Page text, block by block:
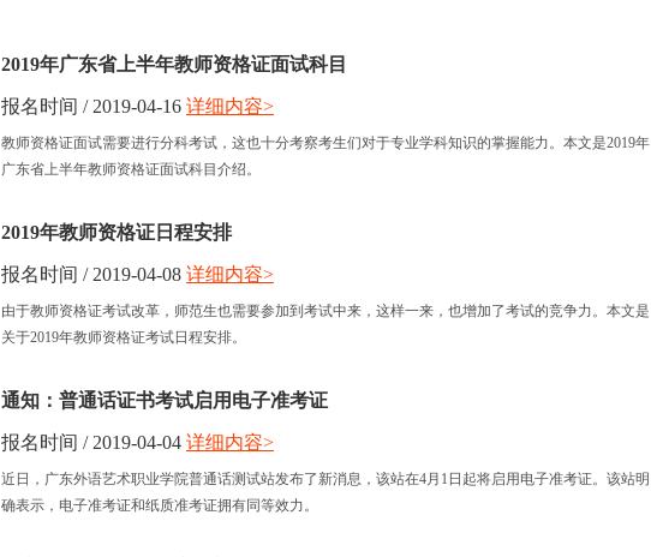
2019年广东省上半年教师资格证面试科目
报名时间 / 2019-04-16
教师资格证面试需要进行分科考试，这也十分考察考生们对于专业学科知识的掌握能力。本文是2019年
广东省上半年教师资格证面试科目介绍。
详细内容>
2019年教师资格证日程安排
报名时间 / 2019-04-08
由于教师资格证考试改革，师范生也需要参加到考试中来，这样一来，也增加了考试的竞争力。本文是
关于2019年教师资格证考试日程安排。
详细内容>
通知：普通话证书考试启用电子准考证
报名时间 / 2019-04-04
近日，广东外语艺术职业学院普通话测试站发布了新消息，该站在4月1日起将启用电子准考证。该站明
确表示，电子准考证和纸质准考证拥有同等效力。
详细内容>